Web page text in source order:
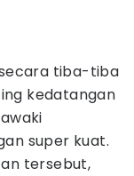
tiba-tiba
kedatangan
super kuat.
tersebut,